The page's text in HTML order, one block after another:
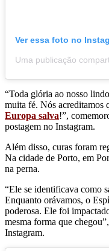
Ver essa foto no
“Toda glória ao nosso
muita fé. Nós acreditamos
Europa salva!”,
postagem no Instagram.
Além disso, curas foram
Na cidade de Porto, em
na perna.
“Ele se identificava como
Enquanto orávamos, o
poderosa. Ele foi
mesma forma que
Instagram.